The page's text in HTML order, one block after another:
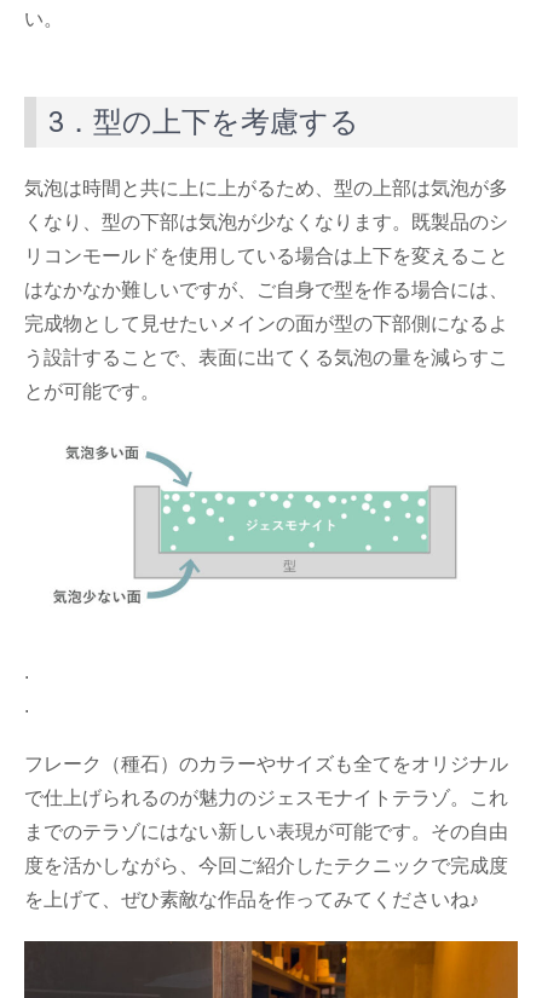
い。
3．型の上下を考慮する
気泡は時間と共に上に上がるため、型の上部は気泡が多
くなり、型の下部は気泡が少なくなります。既製品のシ
リコンモールドを使用している場合は上下を変えること
はなかなか難しいですが、ご自身で型を作る場合には、
完成物として見せたいメインの面が型の下部側になるよ
う設計することで、表面に出てくる気泡の量を減らすこ
とが可能です。
.
.
フレーク（種石）のカラーやサイズも全てをオリジナル
で仕上げられるのが魅力のジェスモナイトテラゾ。これ
までのテラゾにはない新しい表現が可能です。その自由
度を活かしながら、今回ご紹介したテクニックで完成度
を上げて、ぜひ素敵な作品を作ってみてくださいね♪